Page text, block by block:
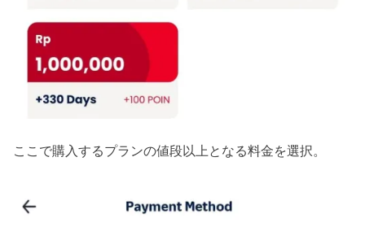
ここで購入するプランの値段以上となる料金を選択。